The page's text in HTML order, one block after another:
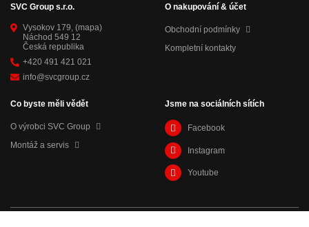
SVC Group s.r.o.
Vysokov 179, (mapa)
Náchod 549 12
Česká republika
+420 491 421 021
info@svcgroup.cz
O nakupování & účet
Obchodní podmínky
Kompletní kontakty
Co byste měli vědět
O výrobci SVC Group
Montáž a servis
Jsme na sociálních sítích
Facebook
Instagram
Youtube